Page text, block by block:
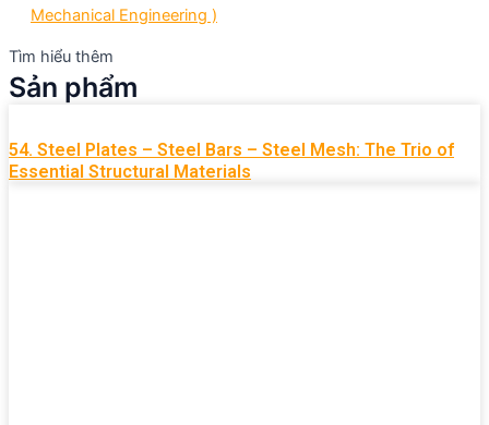
Mechanical Engineering )
Tìm hiểu thêm
Sản phẩm
54. Steel Plates – Steel Bars – Steel Mesh: The Trio of
Essential Structural Materials